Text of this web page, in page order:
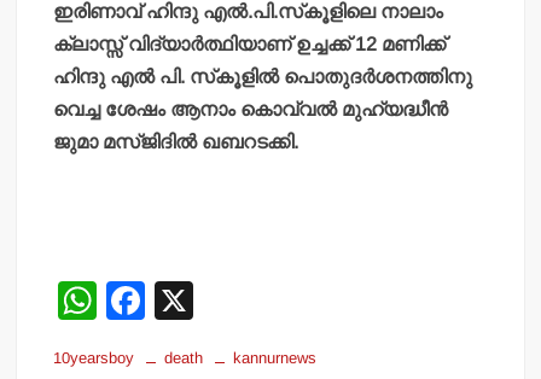
ഇരിണാവ് ഹിന്ദു എല്‍.പി.സ്‌കൂളിലെ നാലാം
ക്ലാസ്സ് വിദ്യാര്‍ത്ഥിയാണ് ഉച്ചക്ക് 12 മണിക്ക്
ഹിന്ദു എല്‍ പി. സ്‌കൂളില്‍ പൊതുദര്‍ശനത്തിനു
വെച്ച ശേഷം ആനാം കൊവ്വല്‍ മുഹ്‌യദ്ധീന്‍
ജുമാ മസ്ജിദില്‍ ഖബറടക്കി.
W
h
F
10yearsboy death kannurnews